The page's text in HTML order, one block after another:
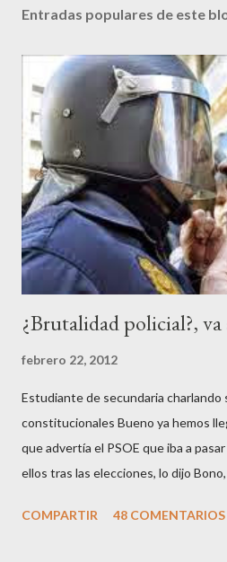
b
c
o
m
e
n
t
i
Entradas populares de este
¿Brutalidad policial?, va
febrero 22, 2012
Estudiante de secundaria charlando
constitucionales Bueno ya hemos
que advertía el PSOE que iba a
ellos tras las elecciones, lo dijo
los okupas, los red skins, los sharps
COMPARTIR 48 COMENTARIOS